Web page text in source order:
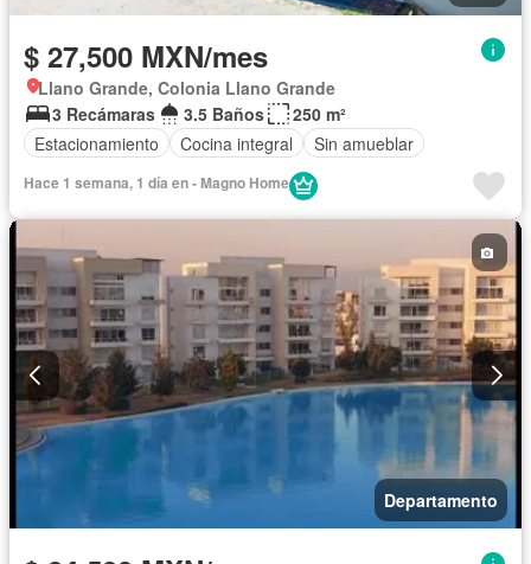
$ 27,500 MXN/mes
Llano Grande, Colonia Llano Grande
3 Recámaras
3.5 Baños
250 m²
Estacionamiento
Cocina integral Sin amueblar
Hace 1 semana, 1 día en - Magno Home
Departamento